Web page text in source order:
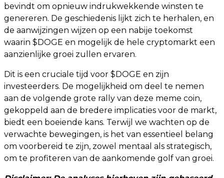
bevindt om opnieuw indrukwekkende winsten te
genereren. De geschiedenis lijkt zich te herhalen, en
de aanwijzingen wijzen op een nabije toekomst
waarin $DOGE en mogelijk de hele cryptomarkt een
aanzienlijke groei zullen ervaren.
Dit is een cruciale tijd voor $DOGE en zijn
investeerders. De mogelijkheid om deel te nemen
aan de volgende grote rally van deze meme coin,
gekoppeld aan de bredere implicaties voor de markt,
biedt een boeiende kans. Terwijl we wachten op de
verwachte bewegingen, is het van essentieel belang
om voorbereid te zijn, zowel mentaal als strategisch,
om te profiteren van de aankomende golf van groei.